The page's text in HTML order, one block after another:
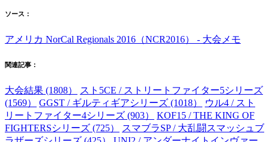
ソース：
アメリカ NorCal Regionals 2016（NCR2016） - 大会メモ
関連記事：
大会結果 (1808）
スト5CE / ストリートファイター5シリーズ
(1569）
GGST / ギルティギアシリーズ (1018）
ウル4 / スト
リートファイター4シリーズ (903）
KOF15 / THE KING OF
FIGHTERSシリーズ (725）
スマブラSP / 大乱闘スマッシュブ